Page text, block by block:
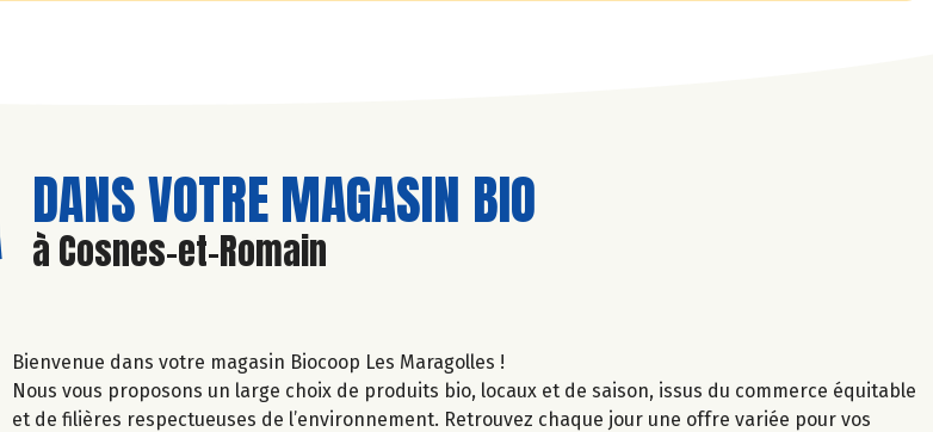
DANS VOTRE MAGASIN BIO
à Cosnes-et-Romain
Bienvenue dans votre magasin Biocoop Les Maragolles !
Nous vous proposons un large choix de produits bio, locaux et de saison, issus du commerce équitable
et de filières respectueuses de l’environnement. Retrouvez chaque jour une offre variée pour vos